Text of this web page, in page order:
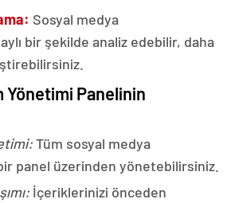
Sosyal medya
bir şekilde analiz edebilir, daha
Panelinin
Tüm sosyal medya
panel üzerinden yönetebilirsiniz.
İçeriklerinizi önceden